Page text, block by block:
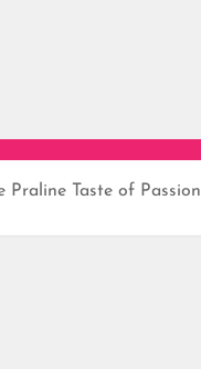
Praline Taste of Passion